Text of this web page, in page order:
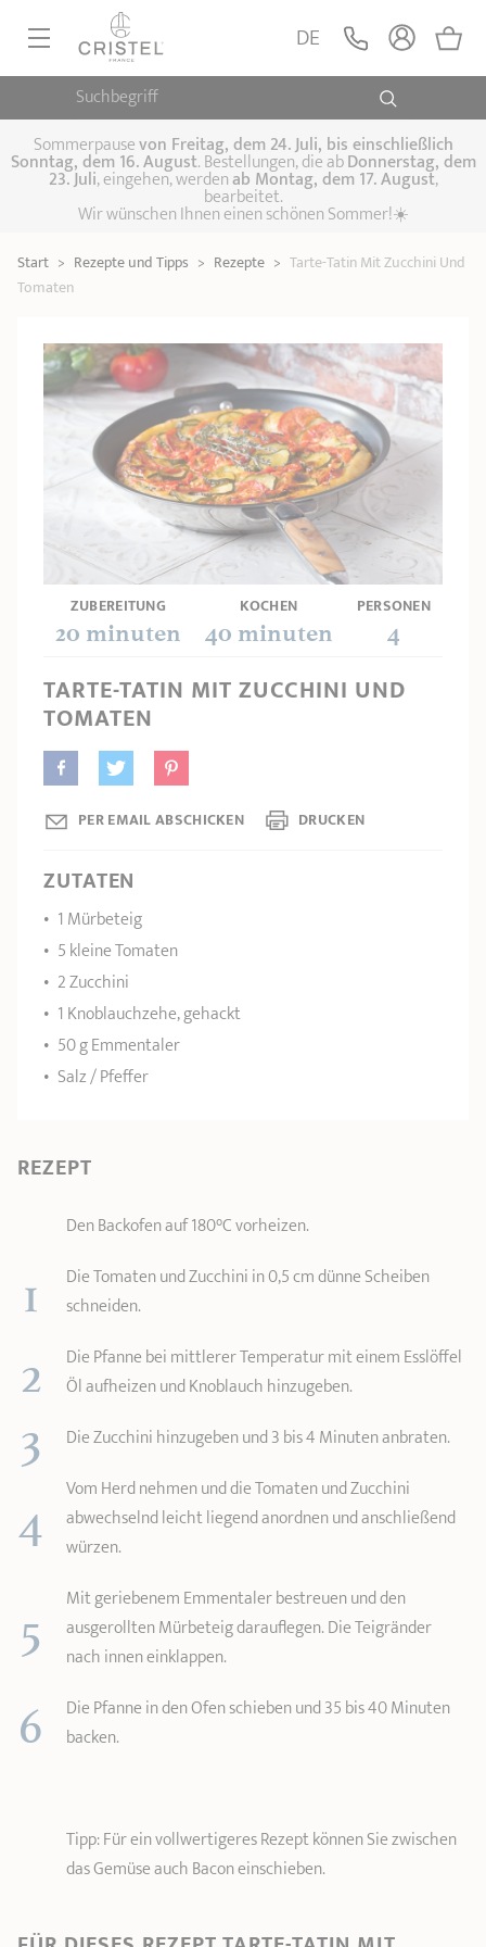
Suchbegriff
DE
PRODUKTBERATER
REZEPTE UND TIPPS
ÜBER UNS
KOLLEKTIONEN
STORE-FINDER
KONTAKT
PFANNEN, SAUTEUSEN
Pfannen Sauteusen Crêpepfannen
KOCHTÖPFE, SCHMORTÖPFE
Kochtöpfe Schmortöpfe,
Fleischtöpfe Suppentöpfe
Topfsets Kochgeschirr Set
DAMFPAUFSÄTZE
Dämpfaufsätze
KÜCHENHELFER
SPEZIELLE KÜCHENUTENSILIEN
Couscous-Töpfe Nudeltöpfe Plancha-
Grillplatten
Wasserbadeinsätze Marmelade
Wasserkessel Espressokocher Teekannen
ZUBEHÖR, PFLEGE
Deckel Stiel- und
Seitengriffe Praktische Küche
Pflege Weiteres Zubehör
IDEEN & GESCHENKKARTEN
Unsere Auswahl
Sommerpausevon Freitag, dem 24. Juli, bis einschließlich
Sonntag, dem 16. August. Bestellungen, die abDonnerstag, dem
23. Juli, eingehen, werdenab Montag, dem 17. August,
bearbeitet.
Wir wünschen Ihnen einen schönen Sommer!☀️
Start > Rezepte und Tipps > Rezepte > Tarte-Tatin Mit Zucchini Und
Tomaten
ZUBEREITUNG
20 minuten
KOCHEN
40 minuten
PERSONEN
4
TARTE-TATIN MIT ZUCCHINI UND
TOMATEN
PER EMAIL ABSCHICKEN DRUCKEN
ZUTATEN
1 Mürbeteig
5 kleine Tomaten
2 Zucchini
1 Knoblauchzehe, gehackt
50 g Emmentaler
Salz / Pfeffer
REZEPT
Den Backofen auf 180°C vorheizen.
1
Die Tomaten und Zucchini in 0,5 cm dünne Scheiben
schneiden.
2
Die Pfanne bei mittlerer Temperatur mit einem Esslöffel
Öl aufheizen und Knoblauch hinzugeben.
3 Die Zucchini hinzugeben und 3 bis 4 Minuten anbraten.
4
Vom Herd nehmen und die Tomaten und Zucchini
abwechselnd leicht liegend anordnen und anschließend
würzen.
5
Mit geriebenem Emmentaler bestreuen und den
ausgerollten Mürbeteig darauflegen. Die Teigränder
nach innen einklappen.
6
Die Pfanne in den Ofen schieben und 35 bis 40 Minuten
backen.
Tipp: Für ein vollwertigeres Rezept können Sie zwischen
das Gemüse auch Bacon einschieben.